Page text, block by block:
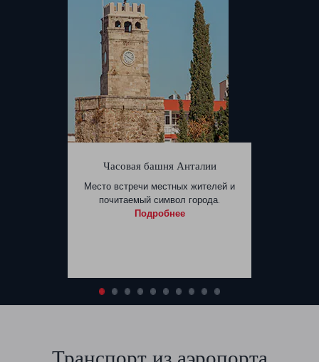
Часовая башня Анталии
Место встречи местных жителей и
почитаемый символ города.
Подробнее